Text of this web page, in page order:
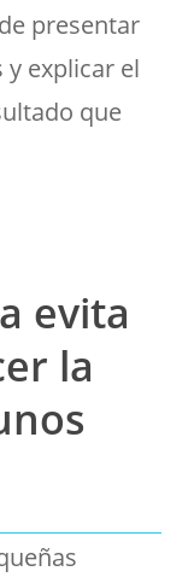
presentar
explicar el
que
evita
la